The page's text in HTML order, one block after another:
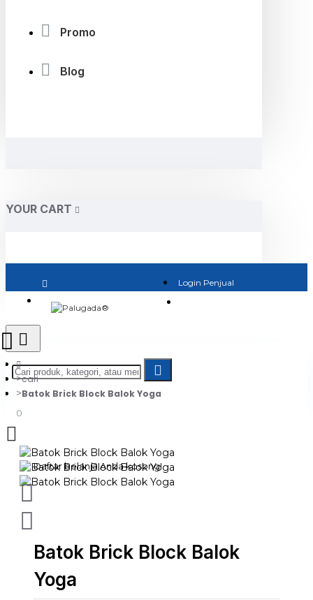
Promo
Blog
YOUR CART
Login Penjual
0
Daftar belanja Anda kosong!
cari
Batok Brick Block Balok Yoga
Batok Brick Block Balok
Yoga